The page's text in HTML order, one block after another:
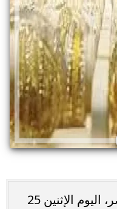
شهدت أسعار الذهب في مصر، اليوم الإثنين 25